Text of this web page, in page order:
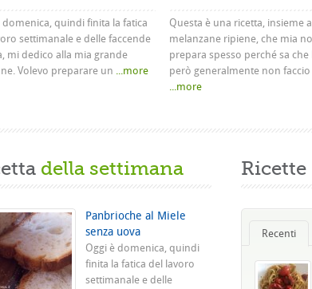
domenica, quindi finita la fatica
settimanale e delle faccende
mi dedico alla mia grande
Volevo preparare un ...more
Questa è una ricetta, insieme
melanzane ripiene, che mia
prepara spesso perché sa che
però generalmente non
...more
della settimana
Panbrioche al Miele
senza uova
Oggi è domenica, quindi
finita la fatica del lavoro
settimanale e delle
Ricette
Recenti